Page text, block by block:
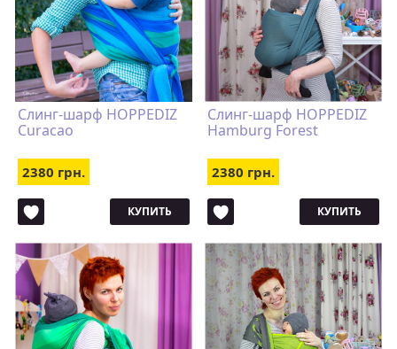
Слинг-шарф HOPPEDIZ
Curacao
2380 грн.
КУПИТЬ
Слинг-шарф HOPPEDIZ
Hamburg Forest
2380 грн.
КУПИТЬ